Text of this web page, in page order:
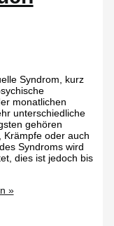
Syndrom, kurz
monatlichen
unterschiedliche
gehören
Krämpfe oder auch
Syndroms wird
dies ist jedoch bis
»